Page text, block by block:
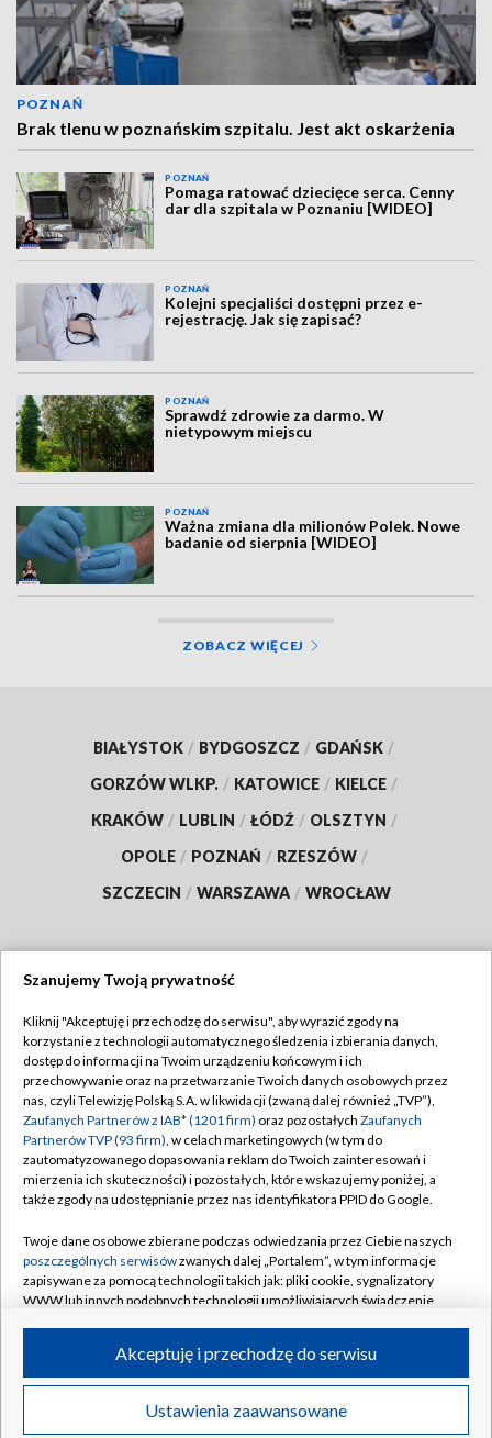
POZNAŃ
Brak tlenu w poznańskim szpitalu. Jest akt oskarżenia
POZNAŃ
Pomaga ratować dziecięce serca. Cenny
dar dla szpitala w Poznaniu [WIDEO]
POZNAŃ
Kolejni specjaliści dostępni przez e-
rejestrację. Jak się zapisać?
POZNAŃ
Sprawdź zdrowie za darmo. W
nietypowym miejscu
POZNAŃ
Ważna zmiana dla milionów Polek. Nowe
badanie od sierpnia [WIDEO]
ZOBACZ WIĘCEJ
BIAŁYSTOK / BYDGOSZCZ / GDAŃSK /
GORZÓW WLKP. / KATOWICE / KIELCE /
KRAKÓW / LUBLIN / ŁÓDŹ / OLSZTYN /
OPOLE / POZNAŃ / RZESZÓW /
SZCZECIN / WARSZAWA / WROCŁAW
TVP
Abonament TVP
Emisja w TVP
Centrum informacji TVP
Naziemna Telewizja Cyfrowa
Rada Programowa
System NOS
Informacje o nadawcy
Program dla prasy
Ogłoszenie przetargowe
Regulamin TVP
Polityka prywatności
Moje zgody
Pomoc
Kontakt
Kanały
©2026 Telewizja Polska S.A. w likwidacji
Szanujemy Twoją prywatność
Kliknij "Akceptuję i przechodzę do serwisu", aby wyrazić zgody na
korzystanie z technologii automatycznego śledzenia i zbierania danych,
dostęp do informacji na Twoim urządzeniu końcowym i ich
przechowywanie oraz na przetwarzanie Twoich danych osobowych przez
nas, czyli Telewizję Polską S.A. w likwidacji (zwaną dalej również „TVP”),
Zaufanych Partnerów z IAB* (1201 firm) oraz pozostałych Zaufanych
Partnerów TVP (93 firm), w celach marketingowych (w tym do
zautomatyzowanego dopasowania reklam do Twoich zainteresowań i
mierzenia ich skuteczności) i pozostałych, które wskazujemy poniżej, a
także zgody na udostępnianie przez nas identyfikatora PPID do Google.
Twoje dane osobowe zbierane podczas odwiedzania przez Ciebie naszych
poszczególnych serwisówzwanych dalej „Portalem”, w tym informacje
zapisywane za pomocą technologii takich jak: pliki cookie, sygnalizatory
WWW lub innych podobnych technologii umożliwiających świadczenie
ruchu w Internecie.
Twoje dane osobowe zbierane podczas odwiedzania przez Ciebie
poszczególnych serwisówna Portalu, takie jak adresy IP, identyfikatory
Ustawienia zaawansowane
Akceptuję i przechodzę do serwisu